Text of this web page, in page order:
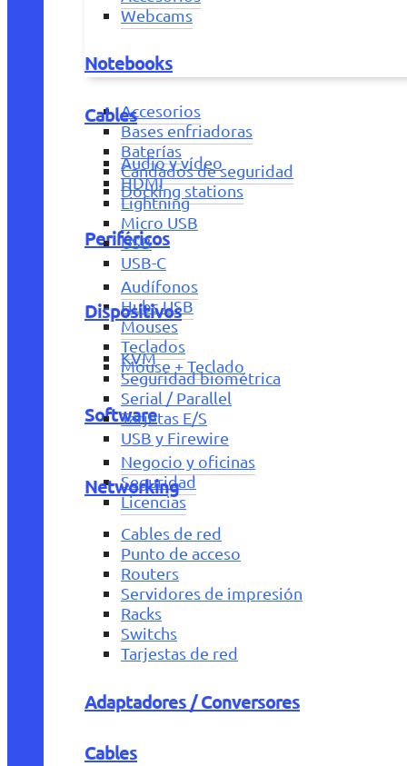
Webcams
Notebooks
Accesorios
Bases enfriadoras
Baterías
Candados de seguridad
Docking stations
Periféricos
Audífonos
Hubs USB
Mouses
Teclados
Mouse + Teclado
Software
Negocio y oficinas
Seguridad
Licencias
Cables
Audio y vídeo
HDMI
Lightning
Micro USB
USB
USB-C
Dispositivos
KVM
Seguridad biométrica
Serial / Parallel
Tarjetas E/S
USB y Firewire
Networking
Cables de red
Punto de acceso
Routers
Servidores de impresión
Racks
Switchs
Tarjestas de red
Adaptadores / Conversores
Cables